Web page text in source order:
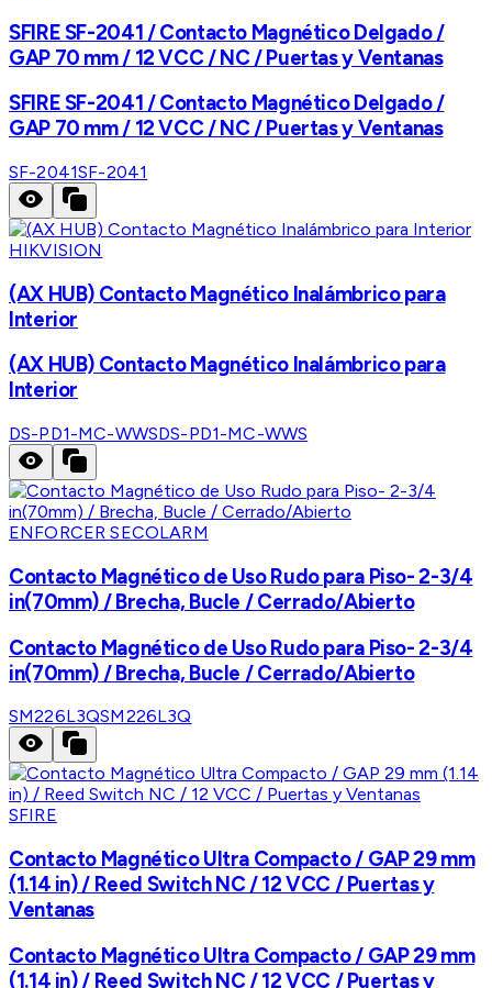
SFIRE SF-2041 / Contacto Magnético Delgado /
GAP 70 mm / 12 VCC / NC / Puertas y Ventanas
SFIRE SF-2041 / Contacto Magnético Delgado /
GAP 70 mm / 12 VCC / NC / Puertas y Ventanas
SF-2041SF-2041
HIKVISION
(AX HUB) Contacto Magnético Inalámbrico para
Interior
(AX HUB) Contacto Magnético Inalámbrico para
Interior
DS-PD1-MC-WWSDS-PD1-MC-WWS
ENFORCER SECOLARM
Contacto Magnético de Uso Rudo para Piso- 2-3/4
in(70mm) / Brecha, Bucle / Cerrado/Abierto
Contacto Magnético de Uso Rudo para Piso- 2-3/4
in(70mm) / Brecha, Bucle / Cerrado/Abierto
SM226L3QSM226L3Q
SFIRE
Contacto Magnético Ultra Compacto / GAP 29 mm
(1.14 in) / Reed Switch NC / 12 VCC / Puertas y
Ventanas
Contacto Magnético Ultra Compacto / GAP 29 mm
(1.14 in) / Reed Switch NC / 12 VCC / Puertas y